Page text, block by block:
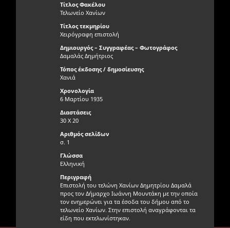
Τίτλος Φακέλου
Τελωνείο Χανίων
Τίτλος τεκμηρίου
Χειρόγραφη επιστολή
Δημιουργός – Συγγραφέας – Φωτογράφος
Δαμαλάς Δημήτριος
Τόπος έκδοσης / δημοσίευσης
Χανιά
Χρονολογία
6 Μαρτίου 1935
Διαστάσεις
30 Χ 20
Αριθμός σελίδων
σ. 1
Γλώσσα
Ελληνική
Περιγραφή
Επιστολή του τελώνη Χανίων Δημητρίου Δαμαλά
προς τον Δήμαρχο Ιωάννη Μουντάκη με την οποία
τον ενημερώνει για τα έσοδα του δήμου από το
τελωνείο Χανίων. Στην επιστολή αναγράφονται τα
είδη που εκτελωνίστηκαν.